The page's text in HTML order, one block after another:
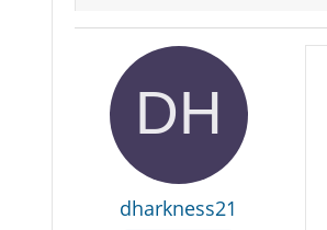
dharkness21